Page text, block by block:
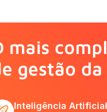
mais
gestão
Inteligência Artificial